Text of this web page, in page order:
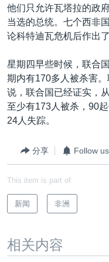
索
非洲
美洲
军事
劳工
国会报道
美中关系
埃博拉疫情
美国之音专访
重要讲话与声明
南中国海争端
关注新疆
VOA今日焦点
中文广播
关注我们
他们只允许瓦塔拉的政
当选的总统。七个西非
论科特迪瓦危机后作出
星期四早些时候，联合
期内有170多人被杀害
说，联合国已经证实，
至少有173人被杀，90
24人失踪。
分享 Follow us
This item is part of
新闻 非洲
相关内容